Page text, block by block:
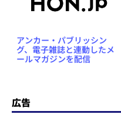
アンカー・パブリッシン
グ、電子雑誌と連動したメ
ールマガジンを配信
広告